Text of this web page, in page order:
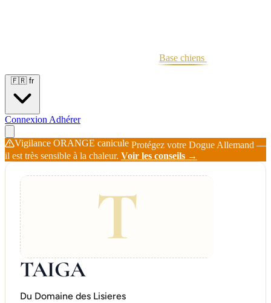
Base chiens
🇫🇷 fr
Connexion Adhérer
Vigilance ORANGE canicule Protégez votre Dogue Allemand —
il est très sensible à la chaleur. Voir les conseils →
T
TAIGA
Du Domaine des Lisieres